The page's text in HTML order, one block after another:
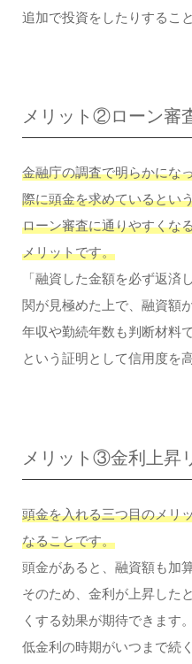
追加で投資をしたりするこ
メリット②ローン審
金融庁の調査で明らかにな
際に頭金を求めているとい
ローン審査に通りやすくな
メリットです。
「融資した金額を必ず返済
関が見極めた上で、融資額
年収や勤続年数も判断材料
という証明として信用度を
メリット③金利上昇
頭金を入れる三つ目のメリ
なることです。
頭金があると、融資額も加
そのため、金利が上昇した
くする効果が期待できます。
低金利の時期がいつまで続